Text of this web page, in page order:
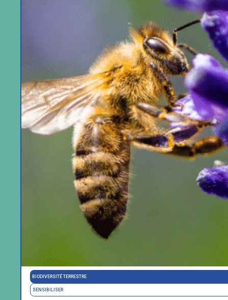
BIODIVERSITÉ TERRESTRE
SENSIBILISER